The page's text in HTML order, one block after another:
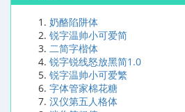
奶酪陷阱体
锐字温帅小可爱简
二简字楷体
锐字锐线怒放黑简1.0
锐字温帅小可爱繁
字体管家棉花糖
汉仪第五人格体